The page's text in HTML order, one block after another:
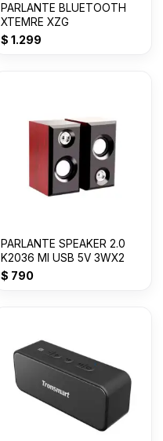
PARLANTE BLUETOOTH
XTEMRE XZG
$ 1.299
PARLANTE SPEAKER 2.0
K2036 MI USB 5V 3WX2
$ 790